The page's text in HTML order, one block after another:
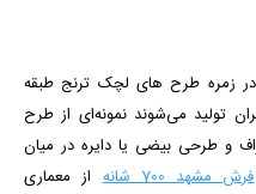
در زمره طرح های لچک ترنج طبقه
تولید می‌شوند نمونه‌ای از طرح
و طرحی بیضی یا دایره در میان
فرش مشهد 700 شانه
از معماری